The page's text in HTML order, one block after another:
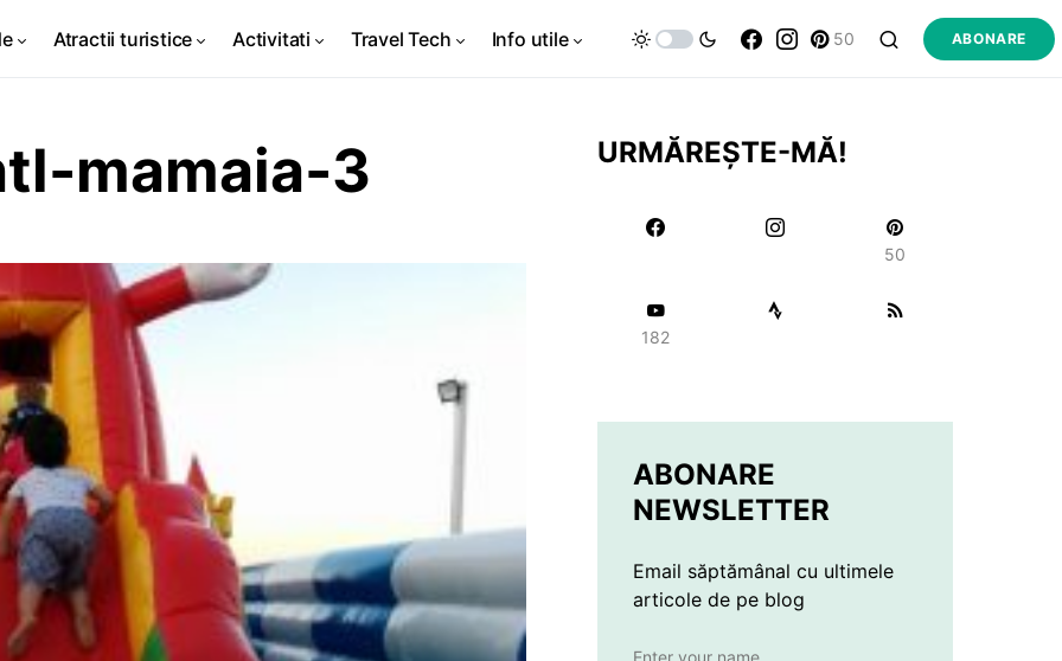
Atractii turistice Activitati Travel Tech Info utile 50 ABONARE
mamaia-3 URMĂREȘTE-MĂ!
50
182
ABONARE
NEWSLETTER
Email săptămânal cu ultimele
articole de pe blog